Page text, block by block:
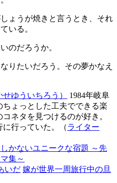
ょうが焼きと言うとき、それ
いる。
のだろうか。
りたいだろう。その夢かなえ
せゆういちろう）
1984年岐阜
ちょっとした工夫でできる楽
ネタを見つけるのが好き。
行っていた。（ライター
かないユニークな宿題 ～先
集～
いだ 嫁が世界一周旅行中の旦